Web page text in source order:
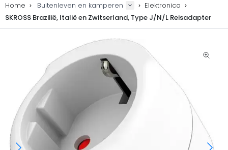
Home Buitenleven en kamperen
Elektronica
SKROSS Brazilië, Italië en Zwitserland, Type J/N/L Reisadapter
Zoeken